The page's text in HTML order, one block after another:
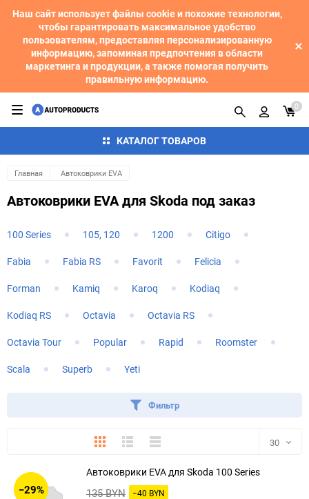
Наш сайт использует файлы cookie и похожие технологии,
чтобы гарантировать максимальное удобство
пользователям, предоставляя персонализированную
информацию, запоминая предпочтения в области
маркетинга и продукции, а также помогая получить
правильную информацию.
КАТАЛОГ ТОВАРОВ
0
Главная Автоковрики EVA
Автоковрики EVA для Skoda под заказ
100 Series 105, 120 1200 Citigo
Fabia Fabia RS Favorit Felicia
Forman Kamiq Karoq Kodiaq
Kodiaq RS Octavia Octavia RS
Octavia Tour Popular Rapid Roomster
Scala Superb Yeti
Фильтр
ПлиткаПодробноКомпактно 30
30
−29%
Автоковрики EVA для Skoda 100 Series
135 BYN −40 BYN